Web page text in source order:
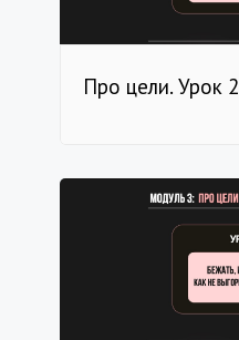
Про цели. Урок 2